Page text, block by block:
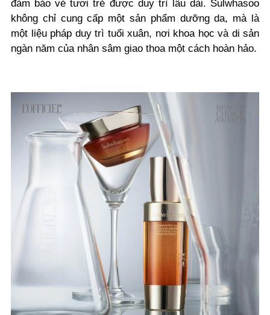
đảm bảo vẻ tươi trẻ được duy trì lâu dài. Sulwhasoo
không chỉ cung cấp một sản phẩm dưỡng da, mà là
một liệu pháp duy trì tuổi xuân, nơi khoa học và di sản
ngàn năm của nhân sâm giao thoa một cách hoàn hảo.